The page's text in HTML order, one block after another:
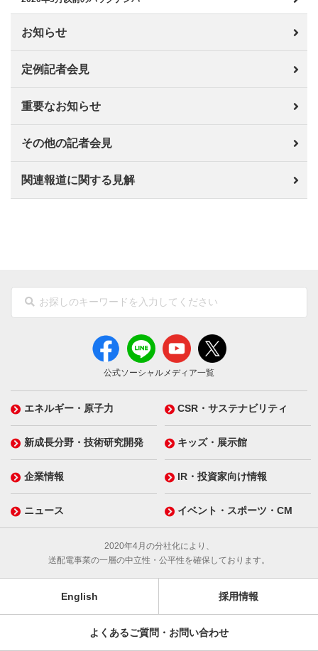
お知らせ
定例記者会見
重要なお知らせ
その他の記者会見
関連報道に関する見解
公式ソーシャルメディア一覧
エネルギー・原子力 CSR・サステナビリティ
新成長分野・技術研究開発 キッズ・展示館
企業情報 IR・投資家向け情報
ニュース イベント・スポーツ・CM
2020年4月の分社化により、
送配電事業の一層の中立性・公平性を確保しております。
English 採用情報
よくあるご質問・お問い合わせ